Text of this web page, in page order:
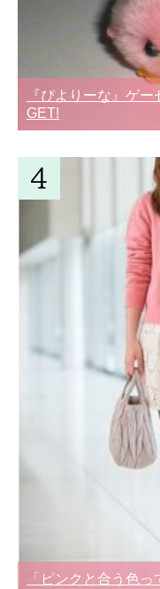
『ぴよりーな』ゲ
GET!
「ピンクと合う色